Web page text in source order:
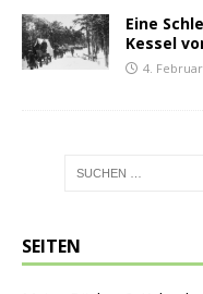
Eine
Kessel
4.
SEITEN